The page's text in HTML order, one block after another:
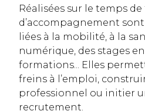
Réalisées sur le temps
d’accompagnement
liées à la mobilité, à la
numérique, des stages
formations... Elles
freins à l’emploi,
professionnel ou initier
recrutement.